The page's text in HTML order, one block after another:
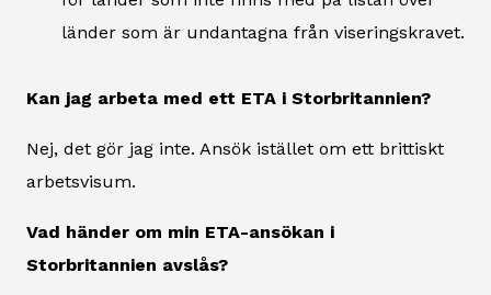
länder som är undantagna från viseringskravet.
Kan jag arbeta med ett ETA i Storbritannien?
Nej, det gör jag inte. Ansök istället om ett brittiskt
arbetsvisum.
Vad händer om min ETA-ansökan i
Storbritannien avslås?